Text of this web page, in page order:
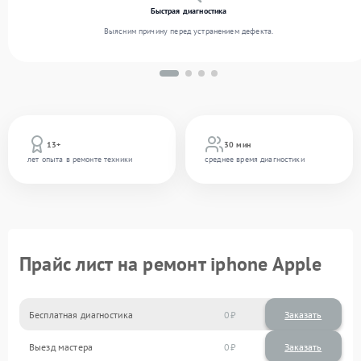
13+
лет опыта в ремонте техники
30 мин
среднее время диагностики
Быстрая диагностика
Выясним причину перед устранением дефекта.
Прайс лист на ремонт iphone Apple
Бесплатная диагностика 0 Заказать
Выезд мастера 0 Заказать